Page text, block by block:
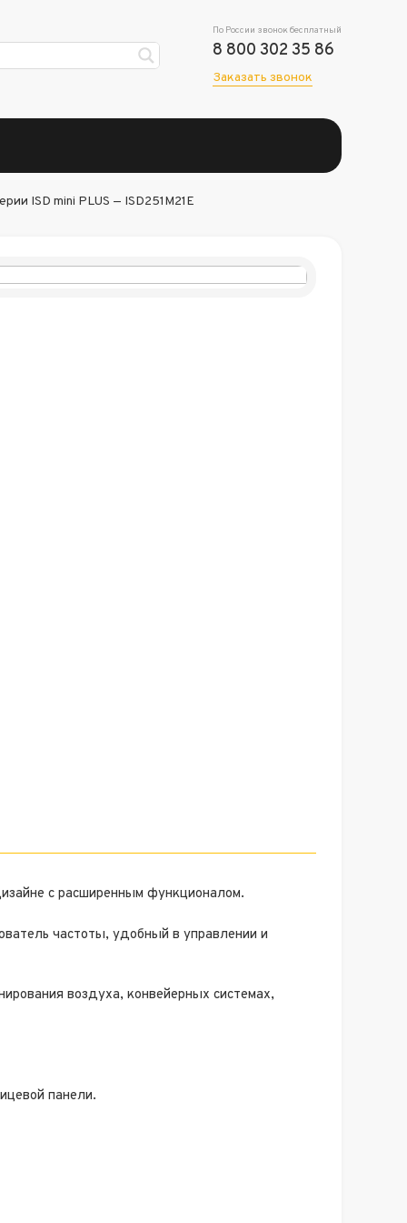
По России звонок бесплатный
8 800 302 35 86
Заказать звонок
ISD mini PLUS — ISD251M21E
с расширенным функционалом.
частоты, удобный в управлении и
воздуха, конвейерных системах,
панели.